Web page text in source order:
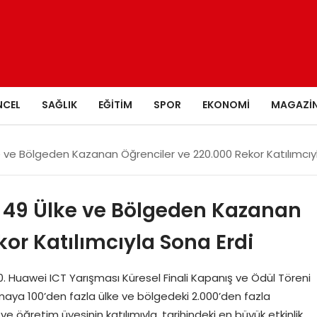
SAĞLIK EĞITIM SPOR EKONOMI
ve Bölgeden Kazanan Öğrenciler ve 220.000 Rekor
49 Ülke ve Bölgeden Kazanan
Katılımcıyla Sona Erdi
Huawei ICT Yarışması Küresel Finali Kapanış ve Ödül Töreni
100’den fazla ülke ve bölgedeki 2.000’den fazla